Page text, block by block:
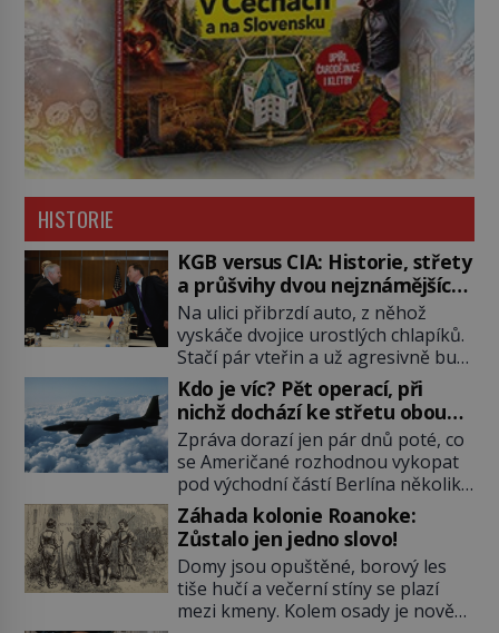
HISTORIE
KGB versus CIA: Historie, střety
a průšvihy dvou nejznámějších
tajných služeb historie
Na ulici přibrzdí auto, z něhož
vyskáče dvojice urostlých chlapíků.
Stačí pár vteřin a už agresivně buší
na dveře. O další okamžik později
vlečou nebožáka do auta, a pak už
ho nikdy nikdo nespatří. Dostal se
totiž do rukou všemocné KGB. Jako
sourozenci, kteří si nemohou přijít
na jméno. Neustále se předhání v
plánování sabotáží, […]
Kdo je víc? Pět operací, při
nichž dochází ke střetu obou
tajných služeb
Zpráva dorazí jen pár dnů poté, co
se Američané rozhodnou vykopat
pod východní částí Berlína několik
stovek metrů dlouhý tunel. Sověti
na sobě nenechají nic znát a
nechají nepřítele, aby si myslel, že
je přechytračil. Cennou informaci
jim dodá jeden z agentů. Oba
tábory jsou zvyklé působit v pozadí
Záhada kolonie Roanoke:
Zůstalo jen jedno slovo!
Domy jsou opuštěné, borový les
tiše hučí a večerní stíny se plazí
mezi kmeny. Kolem osady je nově